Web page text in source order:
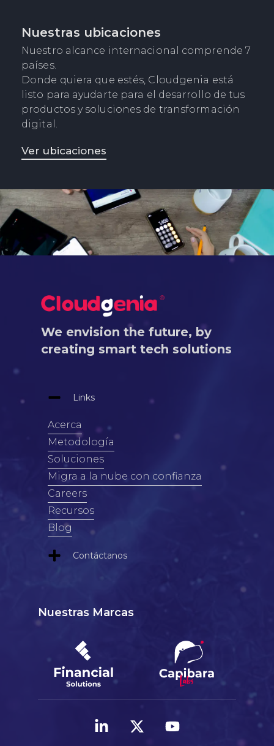
Nuestras ubicaciones
Nuestro alcance internacional comprende 7
países.
Donde quiera que estés, Cloudgenia está
listo para ayudarte para el desarrollo de tus
productos y soluciones de transformación
digital.
Ver ubicaciones
We envision the future, by
creating smart tech solutions
Links
Acerca
Metodología
Soluciones
Migra a la nube con confianza
Careers
Recursos
Blog
Contáctanos
Nuestras Marcas